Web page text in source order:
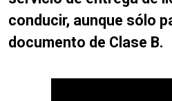
conducir, aunque sólo
documento de Clase B.